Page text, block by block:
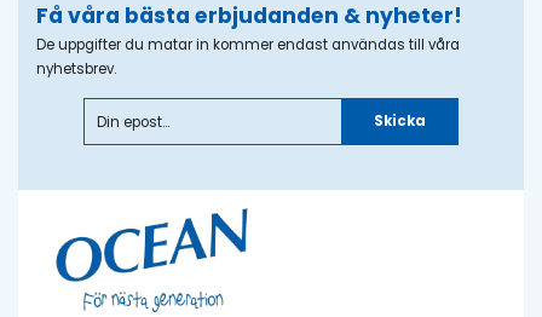
Få våra bästa erbjudanden & nyheter!
De uppgifter du matar in kommer endast användas till våra
nyhetsbrev.
Skicka